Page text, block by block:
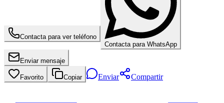
Contacta para ver teléfono
Contacta para WhatsApp
Enviar mensaje
Favorito Copiar Enviar Compartir